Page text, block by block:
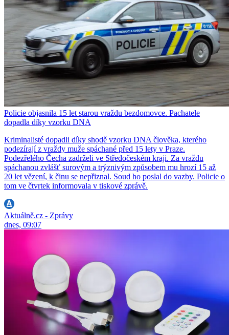
Policie objasnila 15 let starou vraždu bezdomovce. Pachatele
dopadla díky vzorku DNA
Kriminalisté dopadli díky shodě vzorku DNA člověka, kterého
podezírají z vraždy muže spáchané před 15 lety v Praze.
Podezřelého Čecha zadrželi ve Středočeském kraji. Za vraždu
spáchanou zvlášť surovým a trýznivým způsobem mu hrozí 15 až
20 let vězení, k činu se nepřiznal. Soud ho poslal do vazby. Policie o
tom ve čtvrtek informovala v tiskové zprávě.
Aktuálně.cz - Zprávy
dnes, 09:07